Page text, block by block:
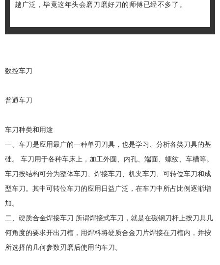
越广泛，毕竟这年头会磨刀磨好刀的师傅已经不多了。
数控车刀
普通车刀
车刀种类和用途
一、车刀是应用最广的一种单刃刀具，也是学习、分析各类刀具的基
础。 车刀用于各种车床上，加工外圆、内孔、端面、螺纹、车槽等。
车刀按结构可分为整体车刀、焊接车刀、机夹车刀、可转位车刀和成
型车刀。其中可转位车刀的应用日益广泛，在车刀中所占比例逐渐增
加。
二、硬质合金焊接车刀 所谓焊接式车刀，就是在碳钢刀杆上按刀具几
何角度的要求开出刀槽，用焊料将硬质合金刀片焊接在刀槽内，并按
所选择的几何参数刃磨后使用的车刀。